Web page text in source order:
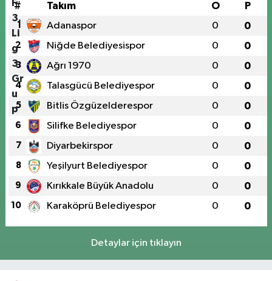
# Takım O P
1 Adanaspor 0 0
2 Niğde Belediyesispor 0 0
3 Ağrı 1970 0 0
4 Talasgücü Belediyespor 0 0
5 Bitlis Özgüzelderespor 0 0
6 Silifke Belediyespor 0 0
7 Diyarbekirspor 0 0
8 Yeşilyurt Belediyespor 0 0
9 Kırıkkale Büyük Anadolu 0 0
10 Karaköprü Belediyespor 0 0
Detaylar için tıklayın